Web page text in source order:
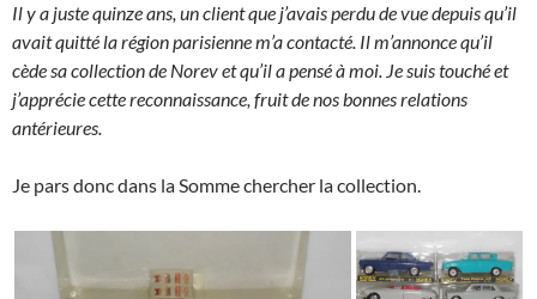
Il y a juste quinze ans, un client que j’avais perdu de vue depuis qu’il
avait quitté la région parisienne m’a contacté. Il m’annonce qu’il
cède sa collection de Norev et qu’il a pensé à moi. Je suis touché et
j’apprécie cette reconnaissance, fruit de nos bonnes relations
antérieures.
Je pars donc dans la Somme chercher la collection.